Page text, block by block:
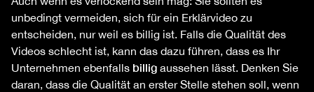
unbedingt vermeiden, sich für ein Erklärvideo zu
entscheiden, nur weil es billig ist. Falls die Qualität des
Videos schlecht ist, kann das dazu führen, dass es Ihr
Unternehmen ebenfalls billig aussehen lässt. Denken Sie
daran, dass die Qualität an erster Stelle stehen soll, wenn